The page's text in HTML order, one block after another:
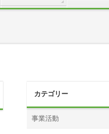
カテゴリー
事業活動